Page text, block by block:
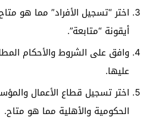
اختر “تسجيل الأفراد” مما هو
أيقونة “متابعة”.
وافق على الشروط والأحكام
عليها.
اختر تسجيل قطاع الأعمال
الحكومية والأهلية مما هو متاح.